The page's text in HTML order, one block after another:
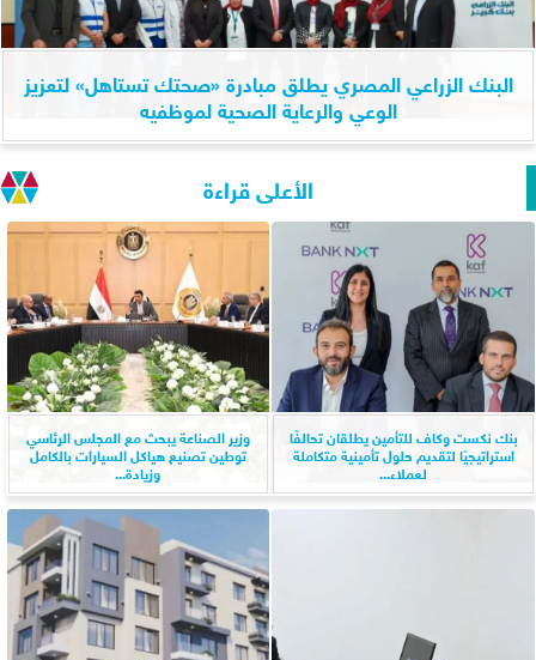
البنك الزراعي المصري يطلق مبادرة «صحتك تستاهل» لتعزيز
الوعي والرعاية الصحية لموظفيه
الأعلى قراءة
بنك نكست وكاف للتأمين يطلقان تحالفًا
استراتيجيًا لتقديم حلول تأمينية متكاملة
لعملاء...
وزير الصناعة يبحث مع المجلس الرئاسي
توطين تصنيع هياكل السيارات بالكامل
وزيادة...